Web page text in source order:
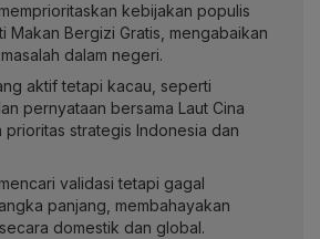
kebijakan populis
Makan Bergizi Gratis, mengabaikan
dalam negeri.
aktif tetapi kacau, seperti
pernyataan bersama Laut Cina
prioritas strategis Indonesia dan
validasi tetapi gagal
panjang, membahayakan
domestik dan global.